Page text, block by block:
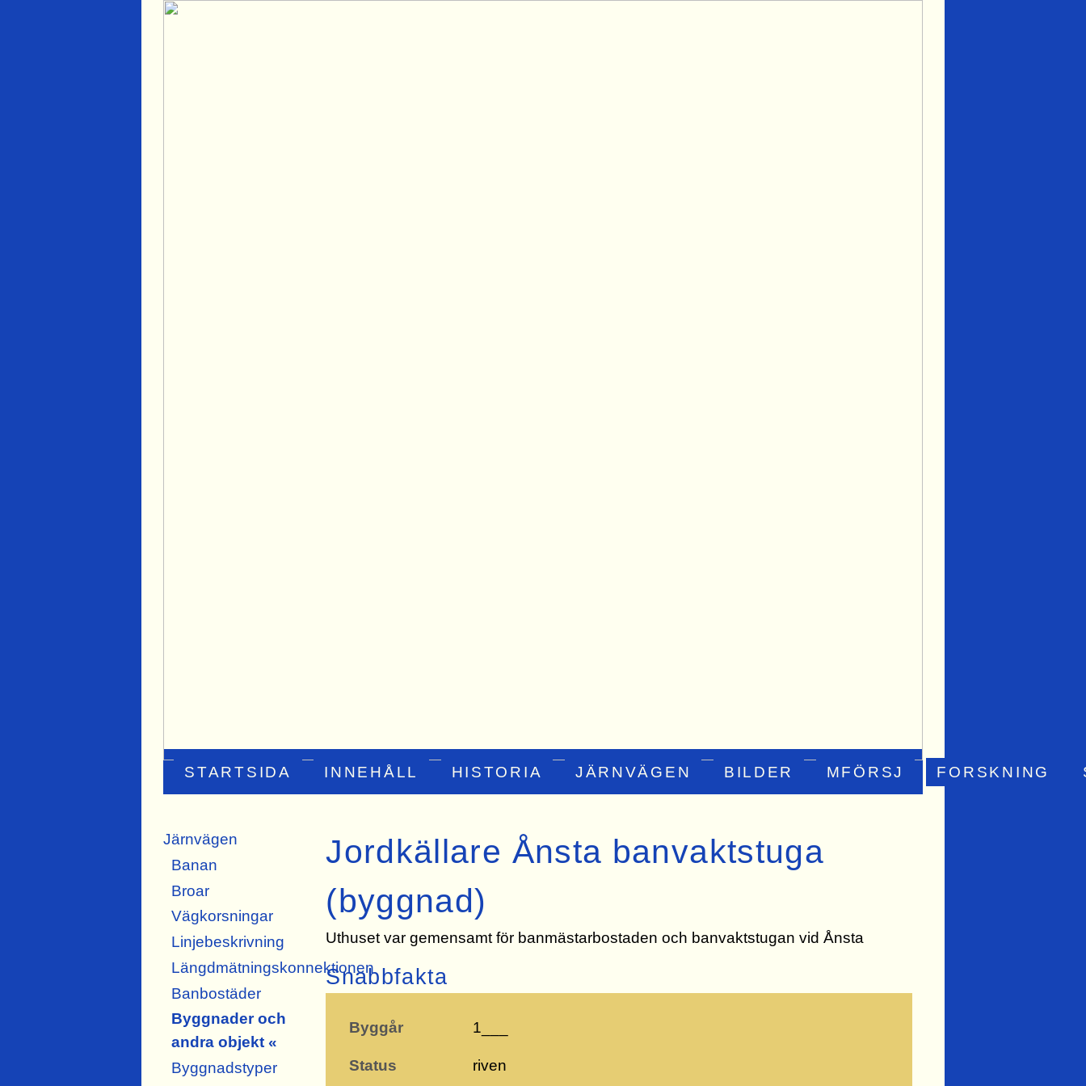
STARTSIDA INNEHÅLL HISTORIA JÄRNVÄGEN BILDER MFÖRSJ FORSKNING
Järnvägen
Banan
Broar
Vägkorsningar
Linjebeskrivning
Längdmätningskonnektionen
Banbostäder
Byggnader och
andra objekt «
Byggnadstyper
Jordkällare Ånsta banvaktstuga
(byggnad)
Uthuset var gemensamt för banmästarbostaden och banvaktstugan vid Ånsta
Snabbfakta
Byggår 1___
Status riven